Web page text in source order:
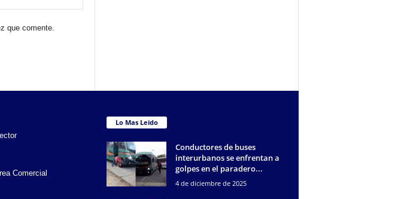
que comente.
Comercial
Lo Mas Leido
Conductores de buses
interurbanos se enfrentan a
golpes en el paradero...
4 de diciembre de 2025